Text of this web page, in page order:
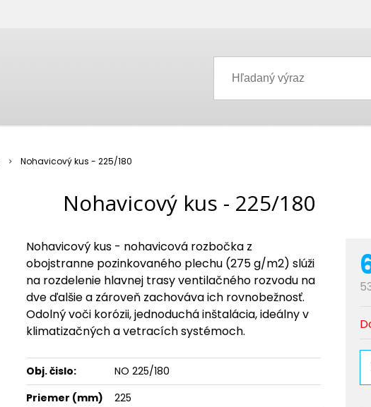
Nohavicový kus - 225/180
Nohavicový kus - 225/180
Nohavicový kus - nohavicová rozbočka z
obojstranne pozinkovaného plechu (275 g/m2) slúži
na rozdelenie hlavnej trasy ventilačného rozvodu na
dve ďalšie a zároveň zachováva ich rovnobežnosť.
Odolný voči korózii, jednoduchá inštalácia, ideálny v
klimatizačných a vetracích systémoch.
Obj. čislo:
NO 225/180
Priemer (mm)
225